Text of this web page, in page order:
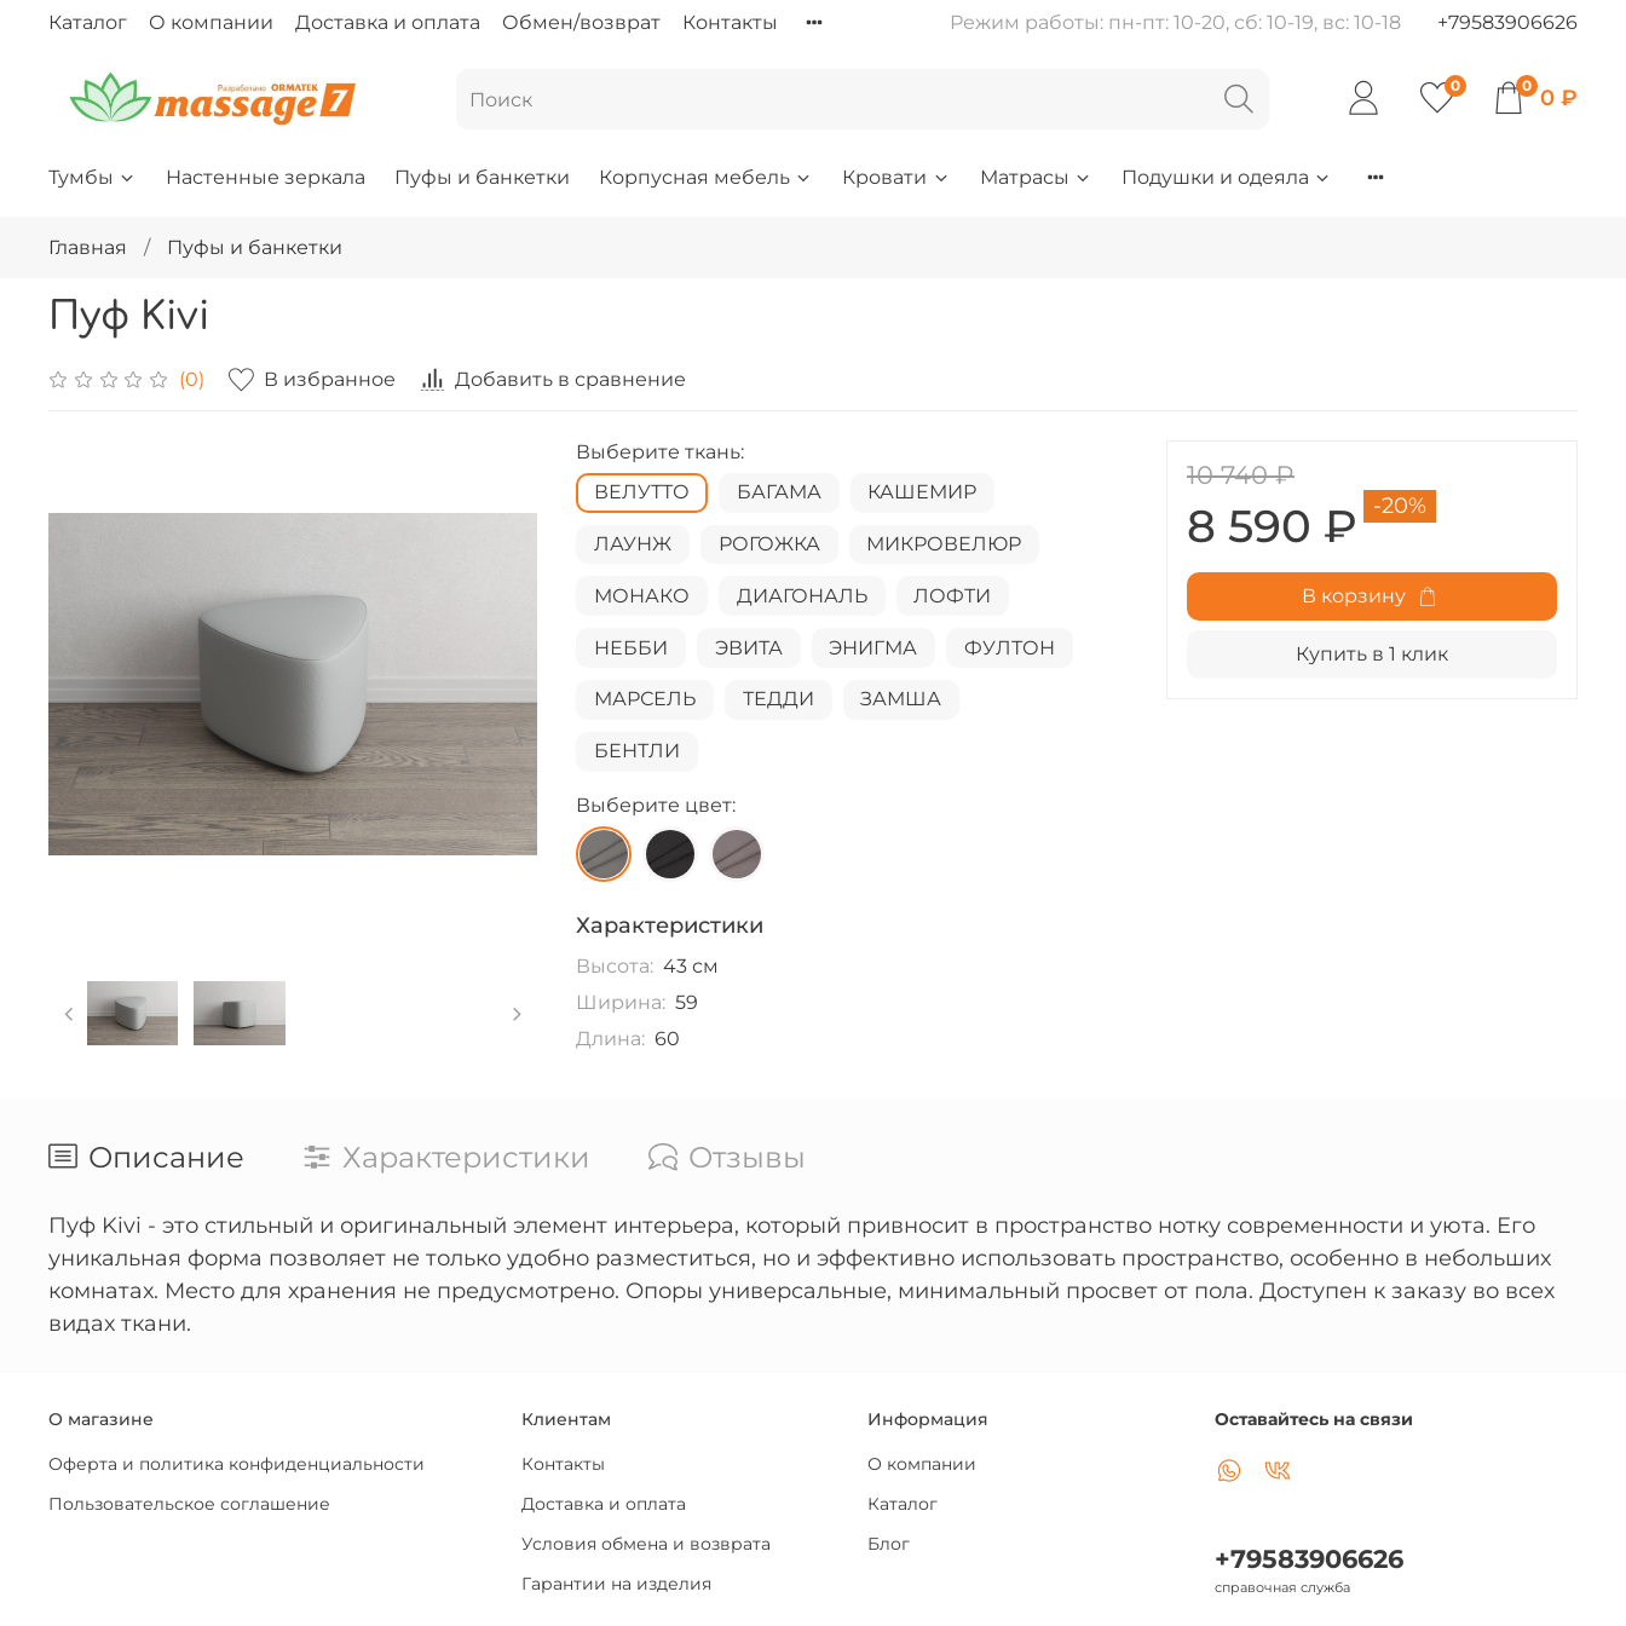
Каталог О компании Доставка и оплата Обмен/возврат Контакты Режим работы: пн-пт: 10-20, сб: 10-19, вс: 10-18 +79583906626
0 0 0 ₽
Тумбы Настенные зеркала Пуфы и банкетки Корпусная мебель Кровати Матрасы Подушки и одеяла
Главная Пуфы и банкетки
Пуф Kivi
(0) В избранное Добавить в сравнение
Выберите ткань:
ВЕЛУТТО
БАГАМА КАШЕМИР
ЛАУНЖ РОГОЖКА МИКРОВЕЛЮР
МОНАКО ДИАГОНАЛЬ ЛОФТИ
НЕББИ ЭВИТА ЭНИГМА ФУЛТОН
МАРСЕЛЬ ТЕДДИ ЗАМША
БЕНТЛИ
Выберите цвет:
Характеристики
Высота: 43 см
Ширина: 59
Длина: 60
10 740 ₽
8 590 ₽ -20%
В корзину
Купить в 1 клик
Описание Характеристики Отзывы
Пуф Kivi - это стильный и оригинальный элемент интерьера, который привносит в пространство нотку современности и уюта. Его
уникальная форма позволяет не только удобно разместиться, но и эффективно использовать пространство, особенно в небольших
комнатах. Место для хранения не предусмотрено. Опоры универсальные, минимальный просвет от пола. Доступен к заказу во всех
видах ткани.
О магазине
Оферта и политика конфиденциальности
Пользовательское соглашение
Клиентам
Контакты
Доставка и оплата
Условия обмена и возврата
Гарантии на изделия
Информация
О компании
Каталог
Блог
Оставайтесь на связи
+79583906626
справочная служба